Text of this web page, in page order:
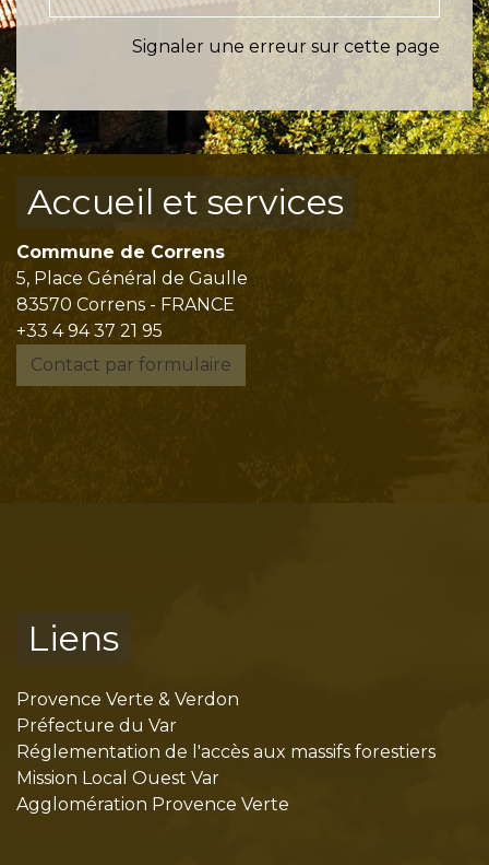
Signaler une erreur sur cette page
Accueil et services
Commune de Correns
5, Place Général de Gaulle
83570 Correns - FRANCE
+33 4 94 37 21 95
Contact par formulaire
Liens
Provence Verte & Verdon
Préfecture du Var
Réglementation de l'accès aux massifs forestiers
Mission Local Ouest Var
Agglomération Provence Verte